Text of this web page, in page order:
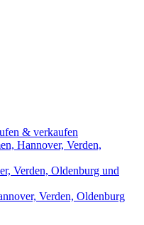
& verkaufen
Hannover, Verden,
Verden, Oldenburg und
Verden, Oldenburg